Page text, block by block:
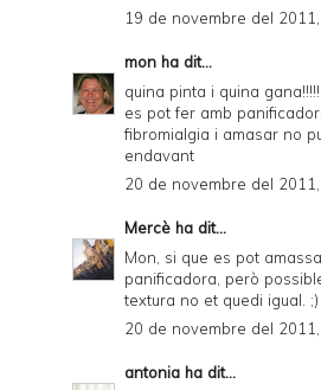
19 de novembre del
mon ha dit...
quina pinta i quina gana!!!!!
es pot fer amb
fibromialgia i amasar no
endavant
20 de novembre del
Mercè ha dit...
Mon, si que es pot
panificadora, però
textura no et quedi igual. ;)
20 de novembre del
antonia ha dit...